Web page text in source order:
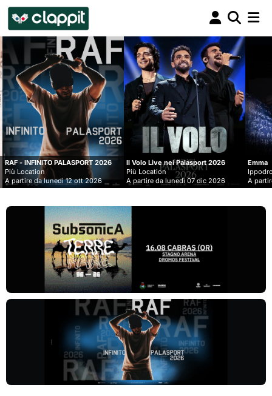
Clappit
biglietteria
2026
2026
Il Volo Live nei Palasport 2026
Più Location
A partire da lunedì 07 dic 2026
Emma
Ippodromo Snai - San Siro
A partire da mercoledì 09 set